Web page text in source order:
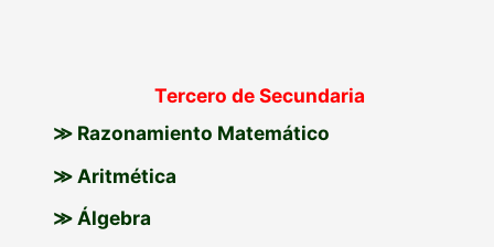
Tercero de Secundaria
≫ Razonamiento Matemático
≫ Aritmética
≫ Álgebra